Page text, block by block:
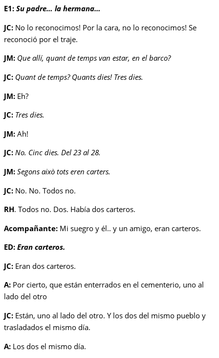
E1: Su padre… la hermana…
JC: No lo reconocimos! Por la cara, no lo reconocimos! Se
reconoció por el traje.
JM: Que allí, quant de temps van estar, en el barco?
JC: Quant de temps? Quants dies! Tres dies.
JM: Eh?
JC: Tres dies.
JM: Ah!
JC: No. Cinc dies. Del 23 al 28.
JM: Segons això tots eren carters.
JC: No. No. Todos no.
RH. Todos no. Dos. Había dos carteros.
Acompañante: Mi suegro y él.. y un amigo, eran carteros.
ED: Eran carteros.
JC: Eran dos carteros.
A: Por cierto, que están enterrados en el cementerio, uno al
lado del otro
JC: Están, uno al lado del otro. Y los dos del mismo pueblo y
trasladados el mismo día.
A: Los dos el mismo día.